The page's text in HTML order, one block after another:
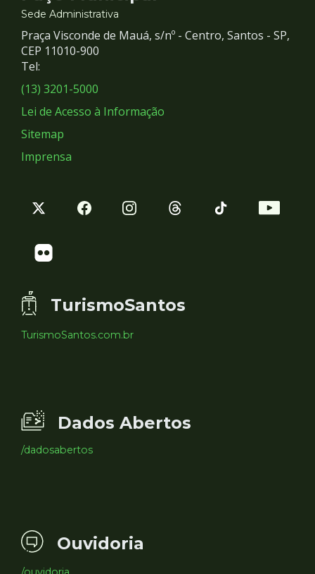
e
Redes
Sociais
Sede Administrativa
Praça Visconde de Mauá, s/nº - Centro, Santos - SP,
CEP 11010-900
Tel:
(13) 3201-5000
Lei de Acesso à Informação
Sitemap
Imprensa
TurismoSantos
TurismoSantos.com.br
Dados Abertos
/dadosabertos
Ouvidoria